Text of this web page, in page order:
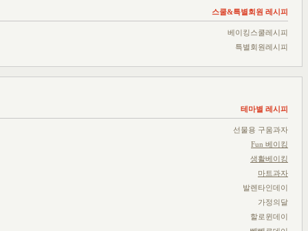
스쿨&특별회원 레시피
베이킹스쿨레시피
특별회원레시피
테마별 레시피
선물용 구움과자
Fun 베이킹
생활베이킹
마트과자
발렌타인데이
가정의달
할로윈데이